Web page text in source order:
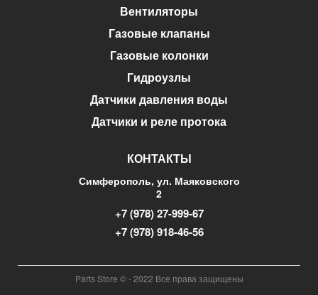
Вентиляторы
Газовые клапаны
Газовые колонки
Гидроузлы
Датчики давления воды
Датчики и реле протока
КОНТАКТЫ
Симферополь, ул. Маяковского
2
+7 (978) 27-999-67
+7 (978) 918-46-56
Parts Store © - 2022 Все права защищены